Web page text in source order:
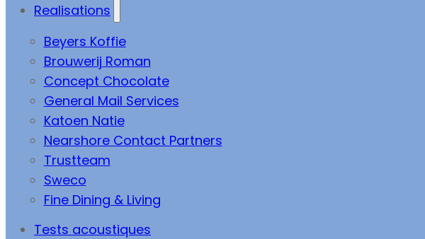
Realisations
Beyers Koffie
Brouwerij Roman
Concept Chocolate
General Mail Services
Katoen Natie
Nearshore Contact Partners
Trustteam
Sweco
Fine Dining & Living
Tests acoustiques